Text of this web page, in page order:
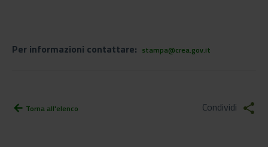
Per informazioni contattare: stampa@crea.gov.it
arrow_back Torna all'elenco Condividi share